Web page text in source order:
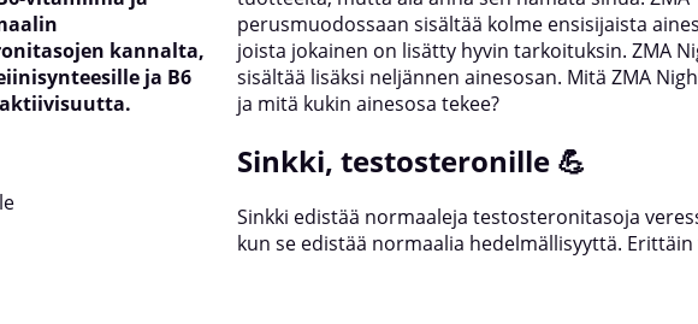
kannalta,
ja B6
perusmuodossaan sisältää kolme ensisijaista
joista jokainen on lisätty hyvin tarkoituksin. ZMA
sisältää lisäksi neljännen ainesosan. Mitä ZMA
ja mitä kukin ainesosa tekee?
Sinkki, testosteronille 💪
Sinkki edistää normaaleja testosteronitasoja
kun se edistää normaalia hedelmällisyyttä.